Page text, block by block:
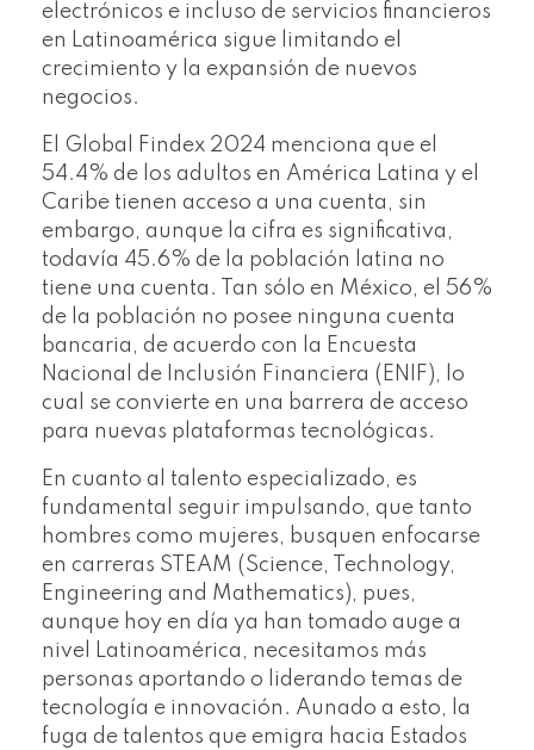
electrónicos e incluso de servicios financieros
en Latinoamérica sigue limitando el
crecimiento y la expansión de nuevos
negocios.
El Global Findex 2024 menciona que el
54.4% de los adultos en América Latina y el
Caribe tienen acceso a una cuenta, sin
embargo, aunque la cifra es significativa,
todavía 45.6% de la población latina no
tiene una cuenta. Tan sólo en México, el 56%
de la población no posee ninguna cuenta
bancaria, de acuerdo con la Encuesta
Nacional de Inclusión Financiera (ENIF), lo
cual se convierte en una barrera de acceso
para nuevas plataformas tecnológicas.
En cuanto al talento especializado, es
fundamental seguir impulsando, que tanto
hombres como mujeres, busquen enfocarse
en carreras STEAM (Science, Technology,
Engineering and Mathematics), pues,
aunque hoy en día ya han tomado auge a
nivel Latinoamérica, necesitamos más
personas aportando o liderando temas de
tecnología e innovación. Aunado a esto, la
fuga de talentos que emigra hacia Estados